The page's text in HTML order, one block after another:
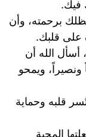
فيك.
برحمته، وأن
على قلبك.
أسأل الله أن
ويمحو
قلبه وحماية
المحبة